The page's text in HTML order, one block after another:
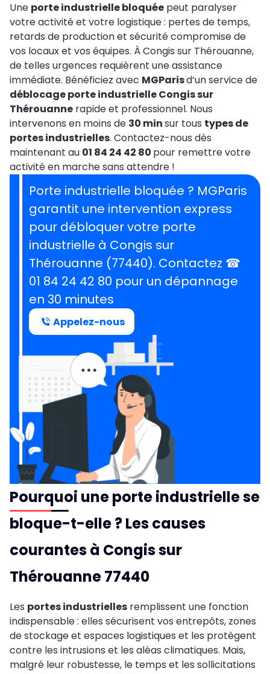
Une porte industrielle bloquée peut paralyser
votre activité et votre logistique : pertes de temps,
retards de production et sécurité compromise de
vos locaux et vos équipes. À Congis sur Thérouanne,
de telles urgences requièrent une assistance
immédiate. Bénéficiez avec MGParisd’un service de
déblocage porte industrielle Congis sur
Thérouanne rapide et professionnel. Nous
intervenons en moins de 30 minsur tous types de
portes industrielles. Contactez-nous dès
maintenant au 01 84 24 42 80 pour remettre votre
activité en marche sans attendre !
Porte industrielle bloquée ? MGParis
garantit une intervention express
pour débloquer votre porte
industrielle à Congis sur
Thérouanne (77440). Contactez ☎
01 84 24 42 80 pour un dépannage
en 30 minutes
Appelez-nous
Pourquoi une porte industrielle se
bloque-t-elle ? Les causes
courantes à Congis sur
Thérouanne 77440
Les portes industrielles remplissent une fonction
indispensable : elles sécurisent vos entrepôts, zones
de stockage et espaces logistiques et les protègent
contre les intrusions et les aléas climatiques. Mais,
malgré leur robustesse, le temps et les sollicitations